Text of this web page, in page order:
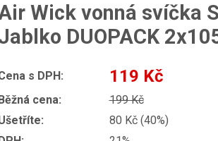
Wick vonná svíčka
DUOPACK
s DPH: 119 Kč
Běžná cena:
199 Kč
80 Kč (40%)